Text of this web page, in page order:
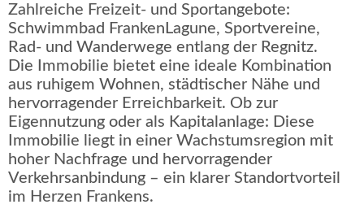
Zahlreiche Freizeit- und Sportangebote:
Schwimmbad FrankenLagune, Sportvereine,
Rad- und Wanderwege entlang der Regnitz.
Die Immobilie bietet eine ideale Kombination
aus ruhigem Wohnen, städtischer Nähe und
hervorragender Erreichbarkeit. Ob zur
Eigennutzung oder als Kapitalanlage: Diese
Immobilie liegt in einer Wachstumsregion mit
hoher Nachfrage und hervorragender
Verkehrsanbindung – ein klarer Standortvorteil
im Herzen Frankens.